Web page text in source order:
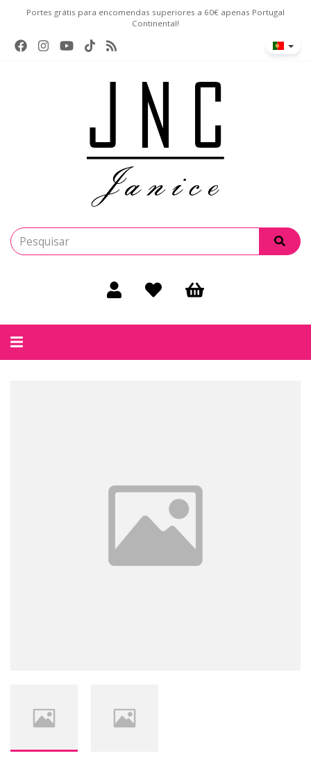
Portes grátis para encomendas superiores a 60€ apenas Portugal
Continental!
Alternar